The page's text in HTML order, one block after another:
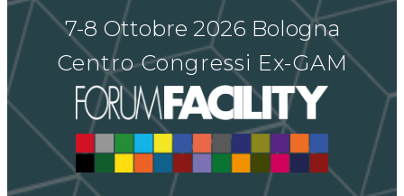
7-8 Ottobre 2026 Bologna
Centro Congressi Ex-GAM